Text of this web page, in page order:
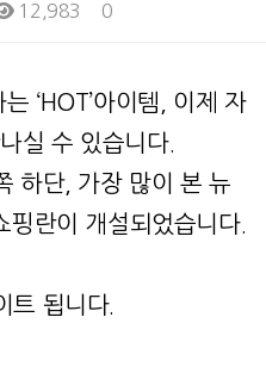
12,983 0
‘HOT’아이템, 이제 자
실 수 있습니다.
하단, 가장 많이 본 뉴
란이 개설되었습니다.
트 됩니다.